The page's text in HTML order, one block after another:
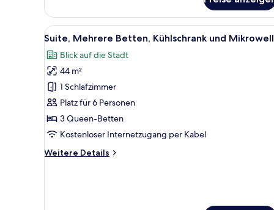
(1st
Floor;Pet
Friendly)
Alle
Fotos
für
Suite,
Mehrere
Betten,
Kühlschrank
und
anzeigen
Ein Hotelzimmer mit zwei
10
Suite, Mehrere Betten, Kühlschrank und
Blick auf die Stadt
44 m²
1 Schlafzimmer
Platz für 6 Personen
3 Queen-Betten
Kostenloser Internetzugang per Kabel
Weitere Details
Weitere